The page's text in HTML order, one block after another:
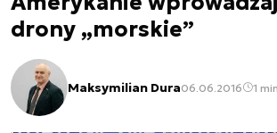
drony „morskie”
Maksymilian Dura06.06.2016 1 min.